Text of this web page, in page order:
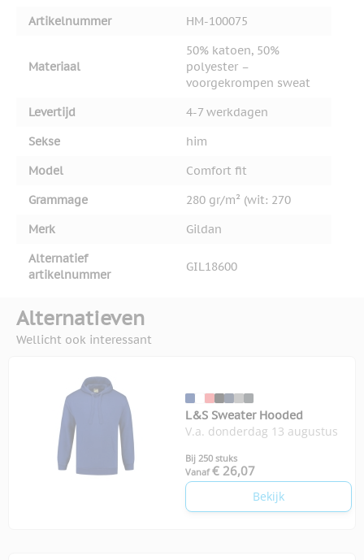
Artikelnummer
HM-100075
Materiaal
50% katoen, 50%
polyester –
voorgekrompen sweat
Levertijd
4-7 werkdagen
Sekse
him
Model
Comfort fit
Grammage
280 gr/m² (wit: 270
Merk
Gildan
Alternatief
artikelnummer
GIL18600
Alternatieven
Wellicht ook interessant
L&S Sweater Hooded
V.a. donderdag 13 augustus
Bij 250 stuks
Vanaf € 26,07
Bekijk